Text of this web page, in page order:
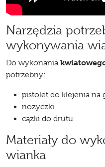
Narzędzia
wykonywania
Do wykonania
potrzebny:
pistolet do klejenia na
nożyczki
cążki do drutu
Materiały do
wianka